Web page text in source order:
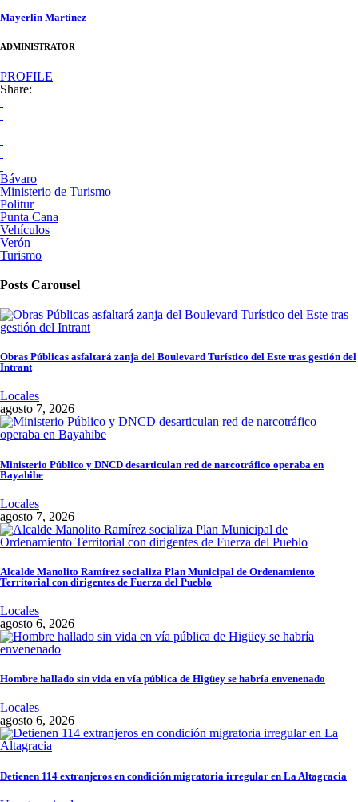
Mayerlin Martinez
ADMINISTRATOR
PROFILE
Share:
Bávaro
Ministerio de Turismo
Politur
Punta Cana
Vehículos
Verón
Turismo
Posts Carousel
Obras Públicas asfaltará zanja del Boulevard Turístico del Este tras gestión del
Intrant
Locales
agosto 7, 2026
Ministerio Público y DNCD desarticulan red de narcotráfico operaba en
Bayahibe
Locales
agosto 7, 2026
Alcalde Manolito Ramírez socializa Plan Municipal de Ordenamiento
Territorial con dirigentes de Fuerza del Pueblo
Locales
agosto 6, 2026
Hombre hallado sin vida en vía pública de Higüey se habría envenenado
Locales
agosto 6, 2026
Detienen 114 extranjeros en condición migratoria irregular en La Altagracia